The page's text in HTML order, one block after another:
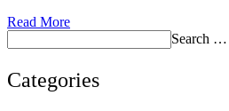
Read More
Search …
Categories